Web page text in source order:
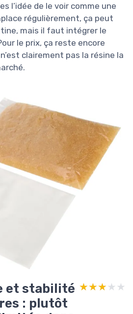
l’idée de le voir comme une
régulièrement, ça peut
mais il faut intégrer le
le prix, ça reste encore
clairement pas la résine la
et stabilité
: plutôt
★★★★★
★★★★★